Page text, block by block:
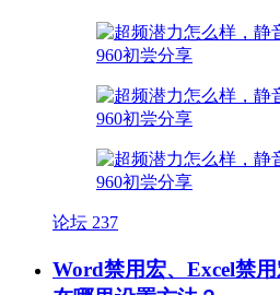
论坛 237
Word禁用宏、Excel禁